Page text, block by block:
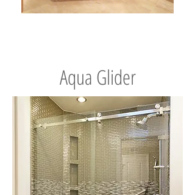
Aqua Glider